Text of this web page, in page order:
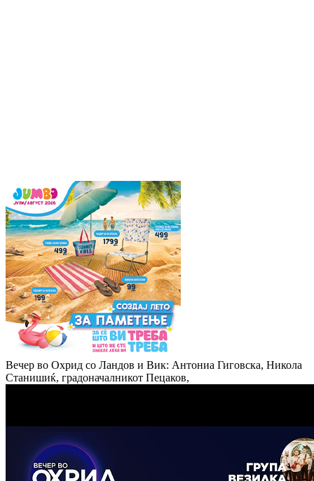
Вечер во Охрид со Ландов и Вик: Антониа Гиговска, Никола
Станишиќ, градоначалникот Пецаков,